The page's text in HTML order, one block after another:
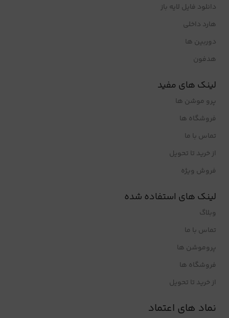
دانلود فایل لایه باز
هارد داخلی
دوربین ها
هدفون
لینک های مفید
پرو موشن ها
فروشگاه ها
تماس با ما
از خرید تا تحویل
فروش ویژه
لینک های استفاده شده
وبلاگ
تماس با ما
پروموشن ها
فروشگاه ها
از خرید تا تحویل
نماد های اعتماد